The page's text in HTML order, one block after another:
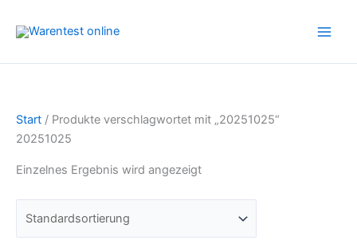
Inhalt
Start / Produkte verschlagwortet mit „20251025“
20251025
Einzelnes Ergebnis wird angezeigt